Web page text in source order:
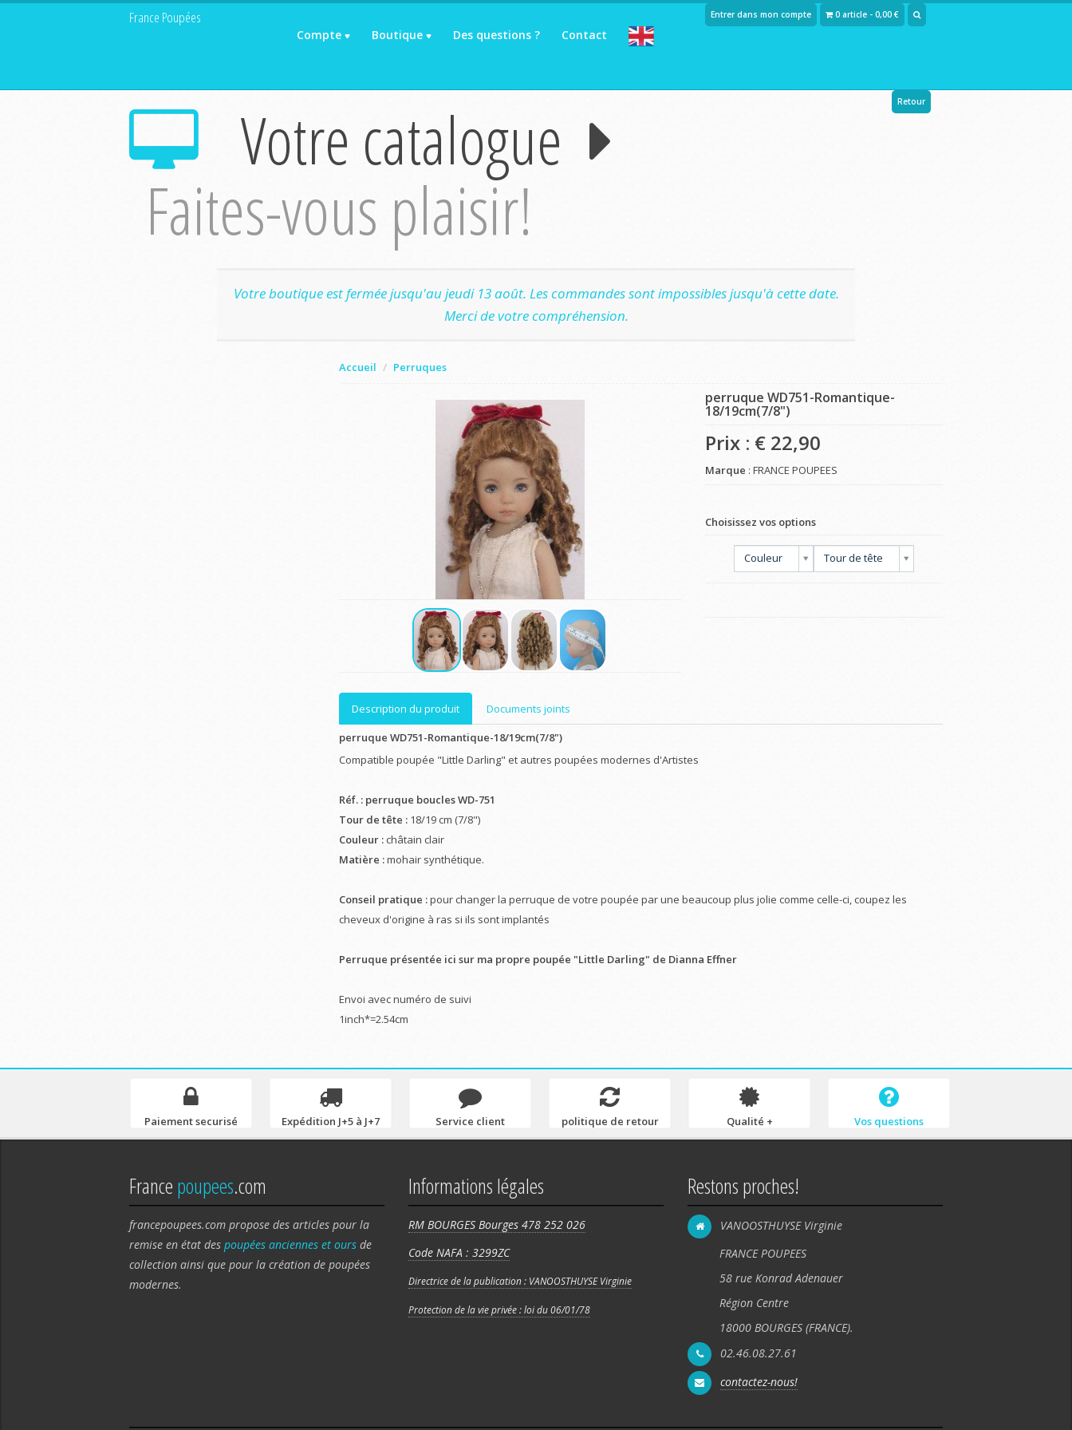
France Poupées
Compte Boutique Des questions ? Contact
Entrer dans mon compte 0 article - 0,00 €
Votre catalogue
Faites-vous plaisir!
Retour
Votre boutique est fermée jusqu'au jeudi 13 août. Les commandes sont impossibles jusqu'à cette date.
Merci de votre compréhension.
Accueil Perruques
perruque WD751-Romantique-
18/19cm(7/8")
Prix : € 22,90
Marque : FRANCE POUPEES
Choisissez vos options
Couleur Tour de tête
Description du produit
Documents joints
perruque WD751-Romantique-18/19cm(7/8")
Compatible poupée "Little Darling" et autres poupées modernes d'Artistes
Réf. : perruque boucles WD-751
Tour de tête :18/19 cm (7/8")
Couleur :châtain clair
Matière :mohair synthétique.
Conseil pratique :pour changer la perruque de votre poupée par une beaucoup plus jolie comme celle-ci, coupez les
cheveux d'origine à ras si ils sont implantés
Perruque présentée ici sur ma propre poupée "Little Darling" de Dianna Effner
Envoi avec numéro de suivi
1inch*=2.54cm
Paiement securisé Expédition J+5 à J+7 Service client politique de retour Qualité + Vos questions
Francepoupees.com
francepoupees.com propose des articles pour la
remise en état des poupées anciennes et ours de
collection ainsi que pour la création de poupées
modernes.
Informations légales
RM BOURGES Bourges 478 252 026
Code NAFA : 3299ZC
Directrice de la publication : VANOOSTHUYSE Virginie
Protection de la vie privée : loi du 06/01/78
Restons proches!
VANOOSTHUYSE Virginie
FRANCE POUPEES
58 rue Konrad Adenauer
Région Centre
18000 BOURGES (FRANCE).
02.46.08.27.61
contactez-nous!